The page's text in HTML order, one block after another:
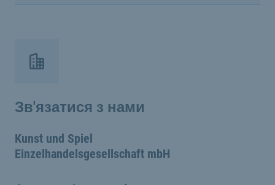
Зв'язатися з нами
Kunst und Spiel
Einzelhandelsgesellschaft mbH